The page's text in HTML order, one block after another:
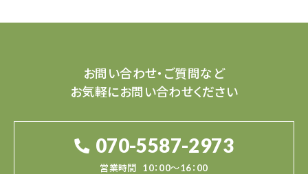
お問い合わせ・ご質問など
お気軽にお問い合わせください
070-5587-2973
営業時間 10：00～16：00